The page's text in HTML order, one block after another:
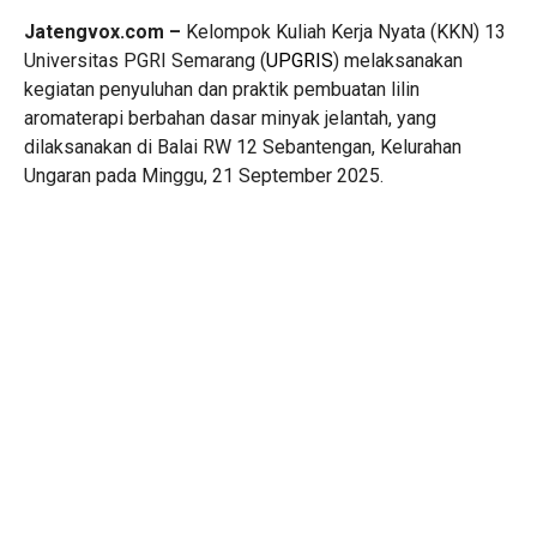
Jatengvox.com – Kelompok Kuliah Kerja Nyata (KKN) 13
Universitas PGRI Semarang (UPGRIS) melaksanakan
kegiatan penyuluhan dan praktik pembuatan lilin
aromaterapi berbahan dasar minyak jelantah, yang
dilaksanakan di Balai RW 12 Sebantengan, Kelurahan
Ungaran pada Minggu, 21 September 2025.